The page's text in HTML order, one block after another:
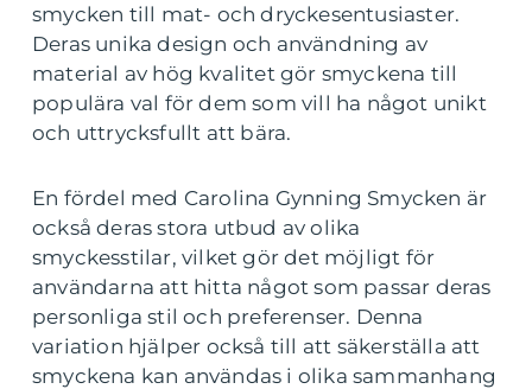
smycken till mat- och dryckesentusiaster.
Deras unika design och användning av
material av hög kvalitet gör smyckena till
populära val för dem som vill ha något unikt
och uttrycksfullt att bära.
En fördel med Carolina Gynning Smycken är
också deras stora utbud av olika
smyckesstilar, vilket gör det möjligt för
användarna att hitta något som passar deras
personliga stil och preferenser. Denna
variation hjälper också till att säkerställa att
smyckena kan användas i olika sammanhang